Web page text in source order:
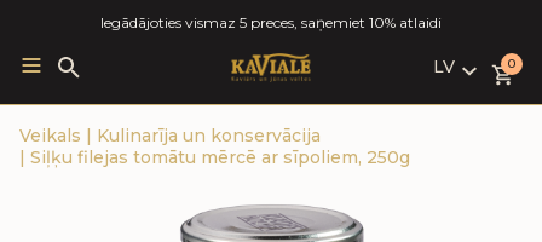
Iegādājoties vismaz 5 preces, saņemiet 10% atlaidi
Search
for:
LV
LV
0
Veikals | Kulinarīja un konservācija
| Siļķu filejas tomātu mērcē ar sīpoliem, 250g